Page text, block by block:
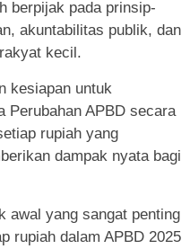
berpijak pada prinsip-
akuntabilitas publik, dan
kecil.
kesiapan untuk
Perubahan APBD secara
rupiah yang
dampak nyata bagi
awal yang sangat penting
rupiah dalam APBD 2025